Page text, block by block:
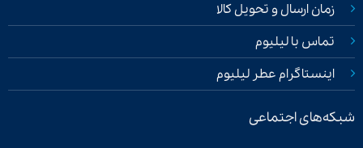
زمان ارسال و تحویل کالا
تماس با لیلیوم
اینستاگرام عطر لیلیوم
شبکه‌های اجتماعی